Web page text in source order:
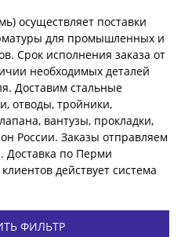
осуществляет поставки
для промышленных и
Срок исполнения заказа от
необходимых деталей
Доставим стальные
отводы, тройники,
вантузы, прокладки,
России. Заказы отправляем
по Перми
действует система
ФИЛЬТР